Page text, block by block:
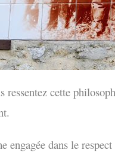
ressentez cette
engagée dans le